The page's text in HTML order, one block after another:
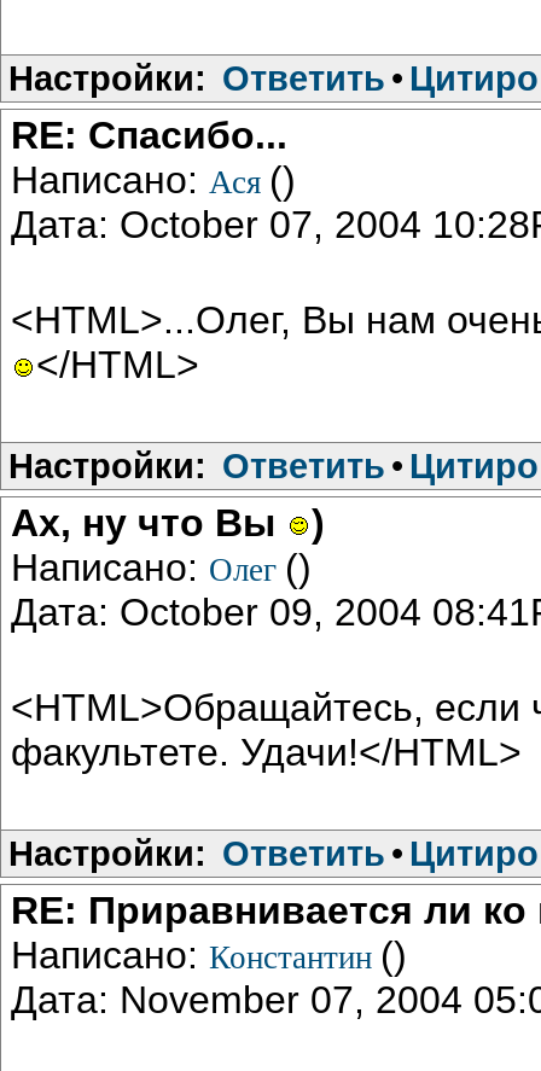
Настройки: Ответить •
RE: Спасибо...
Написано: Ася ()
Дата: October 07, 2004
<HTML>...Олег, Вы нам
</HTML>
Настройки: Ответить •
Ах, ну что Вы
)
Написано: Олег ()
Дата: October 09, 2004
<HTML>Обращайтесь, если
факультете. Удачи!</HTML>
Настройки: Ответить •
RE: Приравнивается ли
Написано: Константин ()
Дата: November 07, 2004